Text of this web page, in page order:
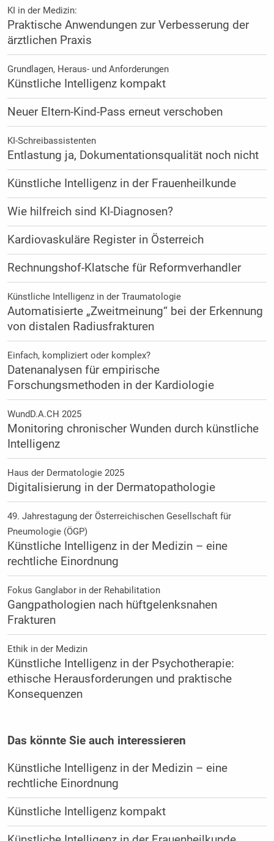
KI in der Medizin:
Praktische Anwendungen zur Verbesserung der
ärztlichen Praxis
Grundlagen, Heraus- und Anforderungen
Künstliche Intelligenz kompakt
Neuer Eltern-Kind-Pass erneut verschoben
KI-Schreibassistenten
Entlastung ja, Dokumentationsqualität noch nicht
Künstliche Intelligenz in der Frauenheilkunde
Wie hilfreich sind KI-Diagnosen?
Kardiovaskuläre Register in Österreich
Rechnungshof-Klatsche für Reformverhandler
Künstliche Intelligenz in der Traumatologie
Automatisierte „Zweitmeinung“ bei der Erkennung
von distalen Radiusfrakturen
Einfach, kompliziert oder komplex?
Datenanalysen für empirische
Forschungsmethoden in der Kardiologie
WundD.A.CH 2025
Monitoring chronischer Wunden durch künstliche
Intelligenz
Haus der Dermatologie 2025
Digitalisierung in der Dermatopathologie
49. Jahrestagung der Österreichischen Gesellschaft für
Pneumologie (ÖGP)
Künstliche Intelligenz in der Medizin – eine
rechtliche Einordnung
Fokus Ganglabor in der Rehabilitation
Gangpathologien nach hüftgelenksnahen
Frakturen
Ethik in der Medizin
Künstliche Intelligenz in der Psychotherapie:
ethische Herausforderungen und praktische
Konsequenzen
Das könnte Sie auch interessieren
Künstliche Intelligenz in der Medizin – eine
rechtliche Einordnung
Künstliche Intelligenz kompakt